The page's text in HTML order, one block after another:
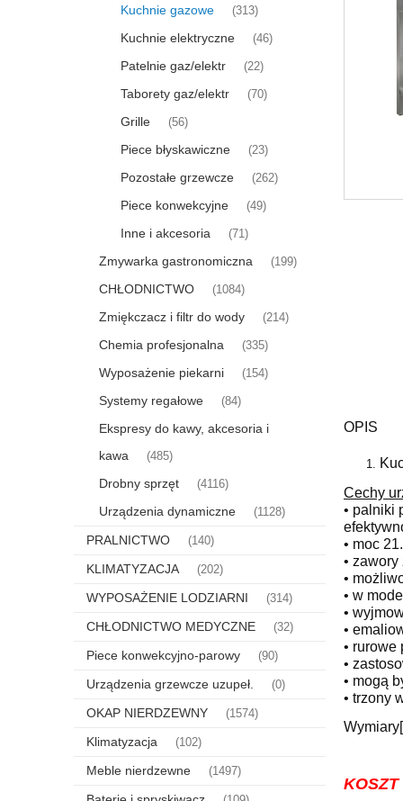
Kuchnie gazowe (313)
Kuchnie elektryczne (46)
Patelnie gaz/elektr (22)
Taborety gaz/elektr (70)
Grille (56)
Piece błyskawiczne (23)
Pozostałe grzewcze (262)
Piece konwekcyjne (49)
Inne i akcesoria (71)
Zmywarka gastronomiczna (199)
CHŁODNICTWO (1084)
Zmiękczacz i filtr do wody (214)
Chemia profesjonalna (335)
Wyposażenie piekarni (154)
Systemy regałowe (84)
Ekspresy do kawy, akcesoria i
kawa
(485)
Drobny sprzęt (4116)
Urządzenia dynamiczne (1128)
PRALNICTWO (140)
KLIMATYZACJA (202)
WYPOSAŻENIE LODZIARNI (314)
CHŁODNICTWO MEDYCZNE (32)
Piece konwekcyjno-parowy (90)
Urządzenia grzewcze uzupeł. (0)
OKAP NIERDZEWNY (1574)
Klimatyzacja (102)
Meble nierdzewne (1497)
OPIS
Cechy
• palniki
• moc
•
•
• w
•
•
• rurowe
•
• mogą
• trzony